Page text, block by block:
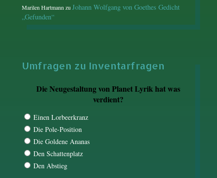
Marilen HartmannzuJohann Wolfgang von Goethes Gedicht
„Gefunden“
Umfragen zu Inventarfragen
Die Neugestaltung von Planet Lyrik hat was
verdient?
Einen Lorbeerkranz
Die Pole-Position
Die Goldene Ananas
Den Schattenplatz
Den Abstieg